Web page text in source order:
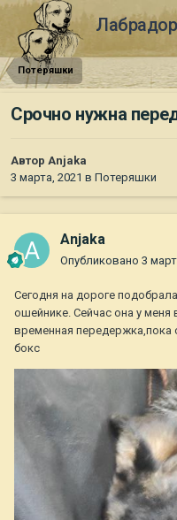
Потеряшки
Срочно нужна
Автор Anjaka
3 марта, 2021 в Потеряшки
Anjaka
Опубликовано 3
Сегодня на дороге
ошейнике. Сейчас она у
временная
бокс